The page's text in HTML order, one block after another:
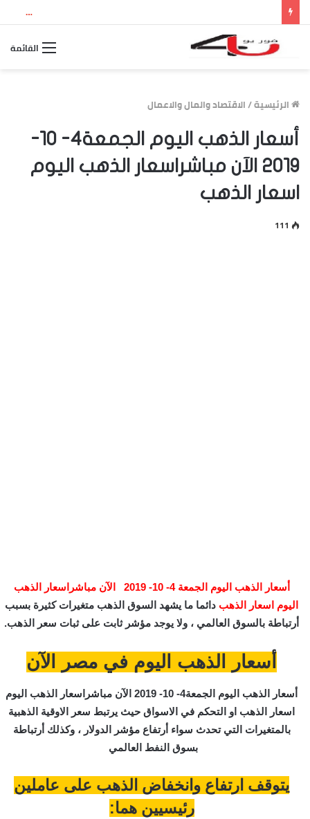
نتيجة الثانوية العامة 2026 بالاسم ورقم الجلوس.. استعلم الآن عن درجاتك والمجموع الكلي
القائمة
الرئيسية/الاقتصاد والمال والاعمال
أسعار الذهب اليوم الجمعة4- 10-
2019 الآن مباشراسعار الذهب اليوم
اسعار الذهب
111
أسعار الذهب اليوم الجمعة 4- 10- 2019 الآن مباشراسعار الذهب
اليوم اسعار الذهب دائما ما يشهد السوق الذهب متغيرات كثيرة بسبب
أرتباطة بالسوق العالمي ، ولا يوجد مؤشر ثابت على ثبات سعر الذهب.
أسعار الذهب اليوم في مصر الآن
أسعار الذهب اليوم الجمعة4- 10- 2019 الآن مباشراسعار الذهب اليوم
اسعار الذهب او التحكم في الاسواق حيث يرتبط سعر الاوقية الذهبية
بالمتغيرات التي تحدث سواء أرتفاع مؤشر الدولار ، وكذلك أرتباطة
بسوق النفط العالمي
يتوقف ارتفاع وانخفاض الذهب على عاملين
رئيسيين هما: